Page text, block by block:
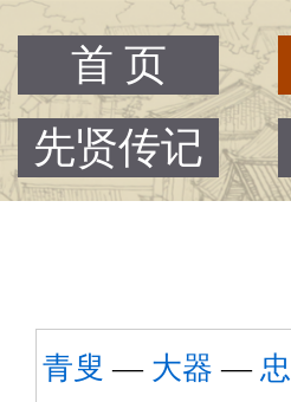
首 页
先贤传记
青叟 — 大器 — 忠